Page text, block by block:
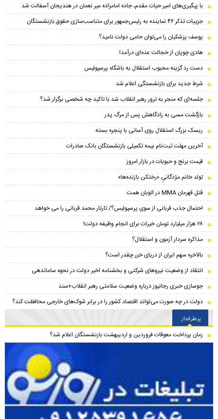
با پیگیری‌های امیر حیات مقدم، جاده امامزاده میر نعمان در هندیجان آسفالت شد
جزییات تذکر ۴۶ نماینده به رئیس‌جمهور برای متناسب‌سازی حقوق بازنشستگان
پوسف پزشکیان را می‌توان حامی دولت نامید؟
هادی چوپان از خجالت عده‌ای درآمد!
دست رد گزینه محبوب استقلال به باشگاه پرسپولیس
شرط جدید برای بازنشستگی اعلام شد
جلسه‌ای که منجر به ترور رهبر انقلاب شد با تاکید چه شخصی برگزار شد؟
بازگشت مسی به زادگاهش پس از مرگ پدر
ریسک بزرگ استقلال روی آسانی با پنجره بسته
آخرین مهلت ثبت‌نام بیمه تکمیلی بازنشستگان بانک صادرات
قیمت برنج و حبوبات در بازار امروز
تولد خانم مژدگانیِِ «رختکن بازنده‌ها»
قتل قهرمان MMA در اتوبان همت
احتمال جذب قربانی از سوی پرسپولیس؟/ تارتار محمد قربانی را می خواهد
۲۸ هزار میلیارد تومان خیرات برای انجام وظیفه دولت!
مذاکره سردار آزمون و استقلال؟
بالاخره سهم ایران از دریای خزر چقدر است؟
انتقاد از وضعیت نیروهای شرکتی و بخشنامه اخیر دولت در نحوه ساماندهی
جوسازی خبری رجانیوز درباره وضعیت سلامتی رهبر انقلاب+سند
دولت در چه صورت می‌تواند اقتصاد کشور را در برابر شوک‌های خارجی محافظت کند؟
پرطرفدار
زمان پرداخت معوقات فروردین و اردیبهشت بازنشستگان اعلام شد؟